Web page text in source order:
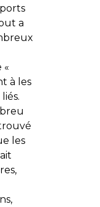
a
«
à les
les